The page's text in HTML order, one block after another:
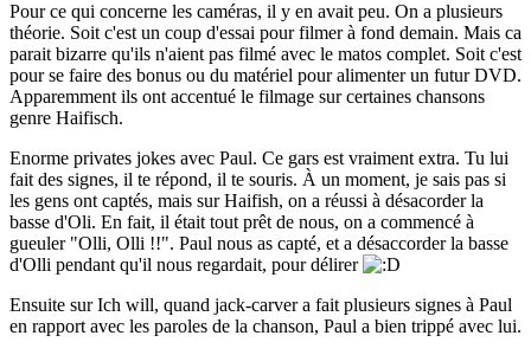
Pour ce qui concerne les caméras, il y en avait peu. On a plusieurs
théorie. Soit c'est un coup d'essai pour filmer à fond demain. Mais ca
parait bizarre qu'ils n'aient pas filmé avec le matos complet. Soit c'est
pour se faire des bonus ou du matériel pour alimenter un futur DVD.
Apparemment ils ont accentué le filmage sur certaines chansons
genre Haifisch.
Enorme privates jokes avec Paul. Ce gars est vraiment extra. Tu lui
fait des signes, il te répond, il te souris. À un moment, je sais pas si
les gens ont captés, mais sur Haifish, on a réussi à désacorder la
basse d'Oli. En fait, il était tout prêt de nous, on a commencé à
gueuler "Olli, Olli !!". Paul nous as capté, et a désaccorder la basse
d'Olli pendant qu'il nous regardait, pour délirer
Ensuite sur Ich will, quand jack-carver a fait plusieurs signes à Paul
en rapport avec les paroles de la chanson, Paul a bien trippé avec lui.